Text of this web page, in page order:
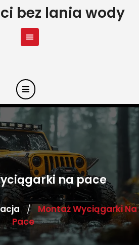
bez lania wody
na pace
/ Montaż Wyciągarki Na
Pace